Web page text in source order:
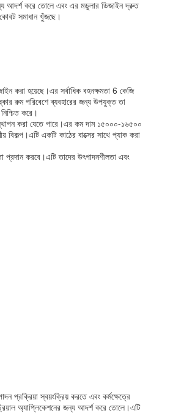
আদর্শ করে তোলে এবং এর মডুলার ডিজাইন দ্রুত
সমাধান খুঁজছে।
করা হয়েছে।এর সর্বাধিক বহনক্ষমতা 6 কেজি
রুম পরিবেশে ব্যবহারের জন্য উপযুক্ত তা
করে।
করা যেতে পারে।এর কম দাম ১৫০০০-১৬৫০০
একটি কাঠের বাক্সের সাথে প্যাক করা
করবে।এটি তাদের উৎপাদনশীলতা এবং
প্রক্রিয়া স্বয়ংক্রিয় করতে এবং কর্মক্ষেত্রে
অ্যাপ্লিকেশনের জন্য আদর্শ করে তোলে।এটি